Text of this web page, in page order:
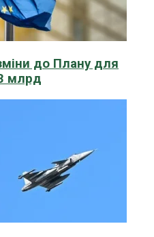
до Плану для
млрд